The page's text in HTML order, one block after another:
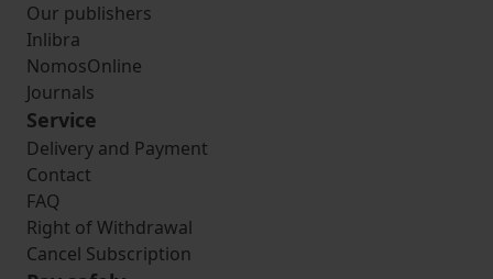
Our publishers
Inlibra
NomosOnline
Journals
Service
Delivery and Payment
Contact
FAQ
Right of Withdrawal
Cancel Subscription